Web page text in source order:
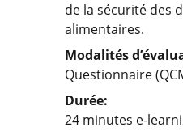
de la sécurité des
alimentaires.
Modalités
Questionnaire
Durée:
24 minutes e-